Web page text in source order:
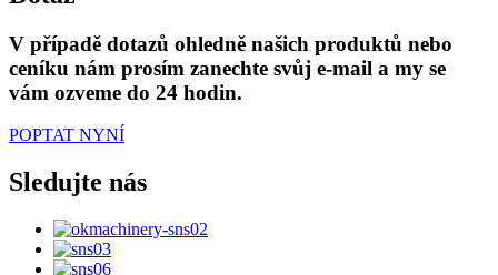
V případě dotazů ohledně našich produktů nebo
ceníku nám prosím zanechte svůj e-mail a my se
vám ozveme do 24 hodin.
POPTAT NYNÍ
Sledujte nás